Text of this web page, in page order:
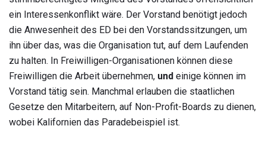
ein Interessenkonflikt wäre. Der Vorstand benötigt jedoch
die Anwesenheit des ED bei den Vorstandssitzungen, um
ihn über das, was die Organisation tut, auf dem Laufenden
zu halten. In Freiwilligen-Organisationen können diese
Freiwilligen die Arbeit übernehmen, und einige können im
Vorstand tätig sein. Manchmal erlauben die staatlichen
Gesetze den Mitarbeitern, auf Non-Profit-Boards zu dienen,
wobei Kalifornien das Paradebeispiel ist.